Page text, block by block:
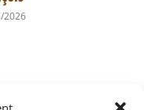
2026